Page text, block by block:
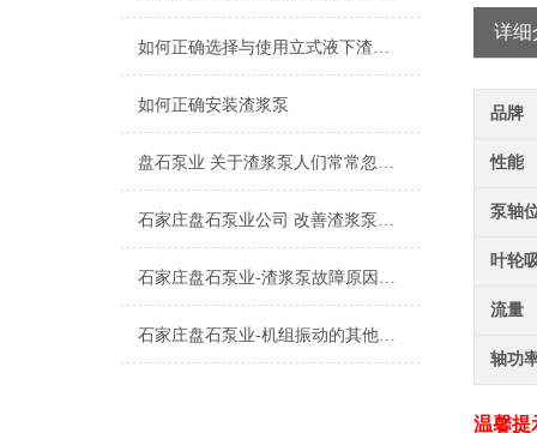
如何正确选择与使用立式液下渣浆泵？
如何正确安装渣浆泵
盘石泵业 关于渣浆泵人们常常忽略的两点
石家庄盘石泵业公司 改善渣浆泵磨损的有效措施
石家庄盘石泵业-渣浆泵故障原因分析二篇
石家庄盘石泵业-机组振动的其他原因及消除措施
详细
品牌
性能
泵轴
叶轮
流量
轴功
温馨提